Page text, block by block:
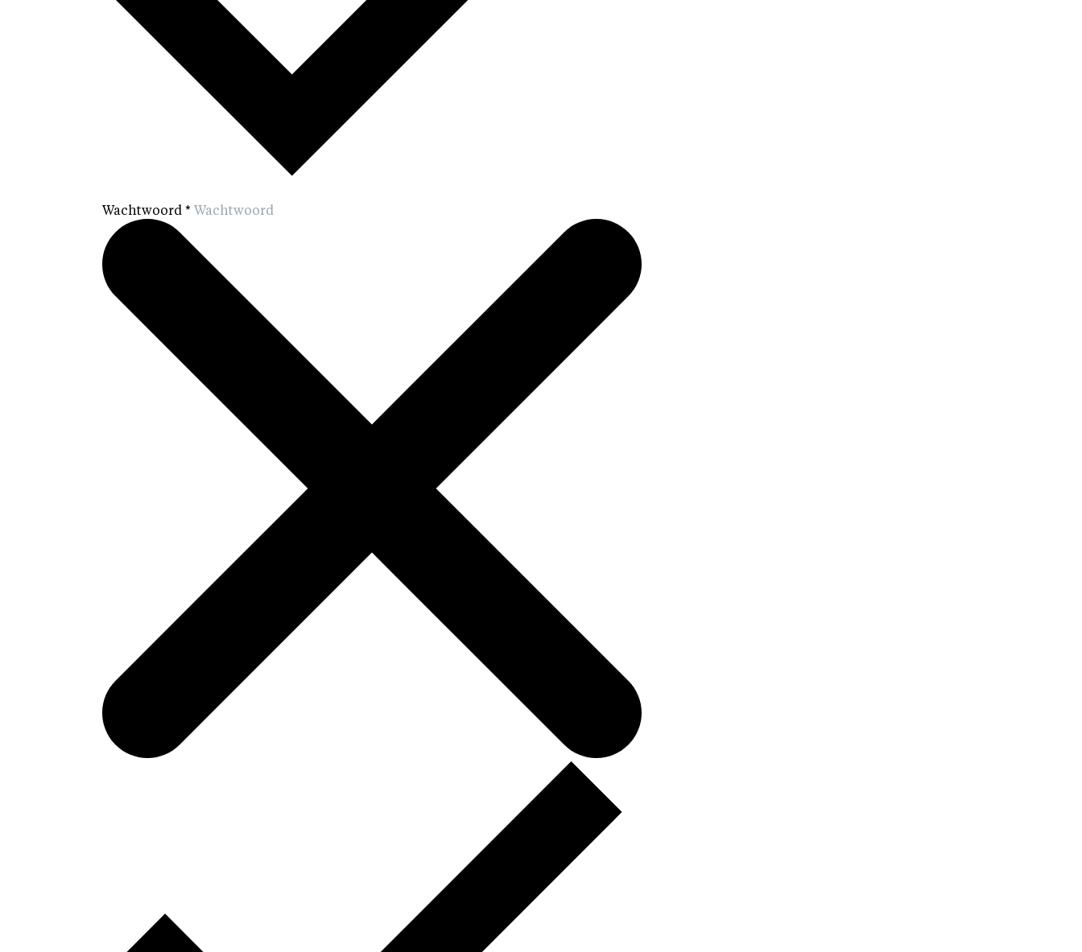
Wachtwoord *